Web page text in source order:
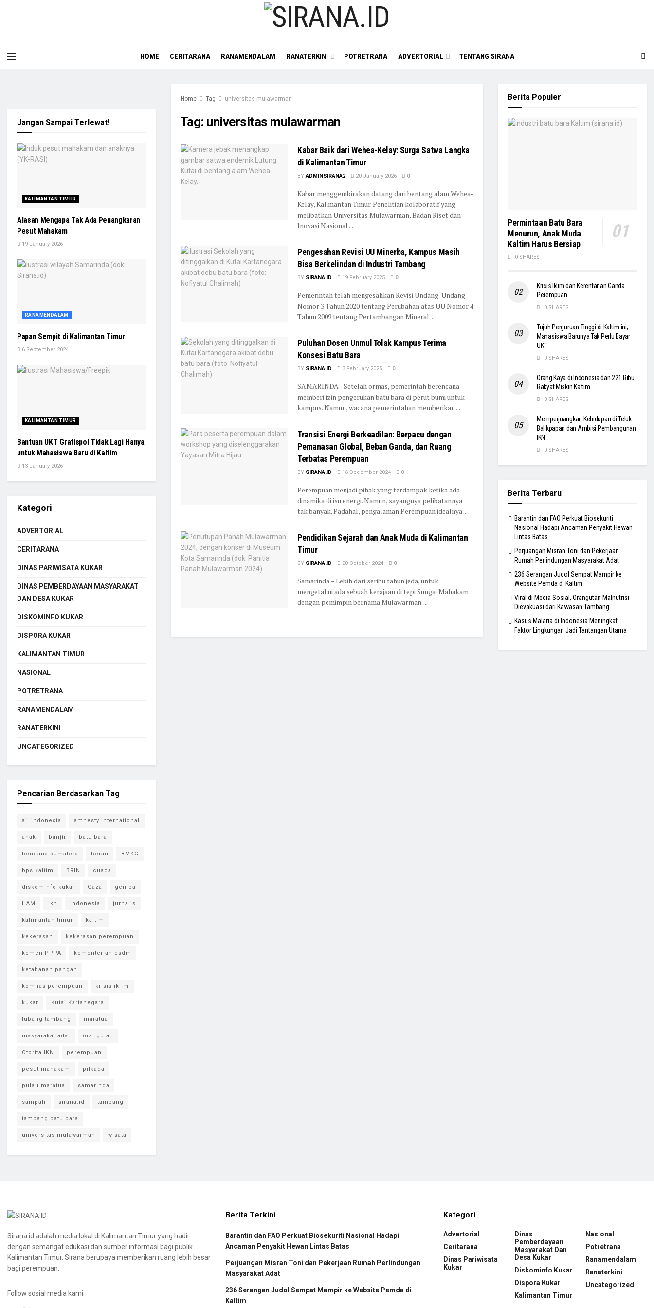
HOME CERITARANA RANAMENDALAM RANATERKINI POTRETRANA ADVERTORIAL TENTANG SIRANA
Home Tag universitas mulawarman
Tag: universitas mulawarman
Kabar Baik dari Wehea-Kelay: Surga Satwa Langka
di Kalimantan Timur
BY ADMINSIRANA2 20 January 2026 0
Kabar menggembirakan datang dari bentang alam Wehea-
Kelay, Kalimantan Timur. Penelitian kolaboratif yang
melibatkan Universitas Mulawarman, Badan Riset dan
Inovasi Nasional ...
Pengesahan Revisi UU Minerba, Kampus Masih
Bisa Berkelindan di Industri Tambang
BY SIRANA.ID 19 February 2025 0
Pemerintah telah mengesahkan Revisi Undang-Undang
Nomor 3 Tahun 2020 tentang Perubahan atas UU Nomor 4
Tahun 2009 tentang Pertambangan Mineral ...
Puluhan Dosen Unmul Tolak Kampus Terima
Konsesi Batu Bara
BY SIRANA.ID 3 February 2025 0
SAMARINDA - Setelah ormas, pemerintah berencana
memberi izin pengerukan batu bara di perut bumi untuk
kampus. Namun, wacana pemerintahan memberikan ...
Transisi Energi Berkeadilan: Berpacu dengan
Pemanasan Global, Beban Ganda, dan Ruang
Terbatas Perempuan
BY SIRANA.ID 16 December 2024 0
Perempuan menjadi pihak yang terdampak ketika ada
dinamika di isu energi. Namun, sayangnya pelibatannya
tak banyak. Padahal, pengalaman Perempuan idealnya ...
Pendidikan Sejarah dan Anak Muda di Kalimantan
Timur
BY SIRANA.ID 20 October 2024 0
Samarinda – Lebih dari seribu tahun jeda, untuk
mengetahui ada sebuah kerajaan di tepi Sungai Mahakam
dengan pemimpin bernama Mulawarman. ...
Jangan Sampai Terlewat!
KALIMANTAN TIMUR
Alasan Mengapa Tak Ada Penangkaran
Pesut Mahakam
19 January 2026
RANAMENDALAM
Papan Sempit di Kalimantan Timur
6 September 2024
KALIMANTAN TIMUR
Bantuan UKT Gratispol Tidak Lagi Hanya
untuk Mahasiswa Baru di Kaltim
13 January 2026
Kategori
ADVERTORIAL
CERITARANA
DINAS PARIWISATA KUKAR
DINAS PEMBERDAYAAN MASYARAKAT
DAN DESA KUKAR
DISKOMINFO KUKAR
DISPORA KUKAR
KALIMANTAN TIMUR
NASIONAL
POTRETRANA
RANAMENDALAM
RANATERKINI
UNCATEGORIZED
Pencarian Berdasarkan Tag
aji indonesia amnesty international
anak banjir batu bara
bencana sumatera berau BMKG
bps kaltim BRIN cuaca
diskominfo kukar Gaza gempa
HAM ikn indonesia jurnalis
kalimantan timur kaltim
kekerasan kekerasan perempuan
kemen PPPA kementerian esdm
ketahanan pangan
komnas perempuan krisis iklim
kukar Kutai Kartanegara
lubang tambang maratua
masyarakat adat orangutan
Otorita IKN perempuan
pesut mahakam pilkada
pulau maratua samarinda
sampah sirana.id tambang
tambang batu bara
universitas mulawarman wisata
Berita Populer
Permintaan Batu Bara
Menurun, Anak Muda
Kaltim Harus Bersiap
0 SHARES
Krisis Iklim dan Kerentanan Ganda
Perempuan
0 SHARES
Tujuh Perguruan Tinggi di Kaltim ini,
Mahasiswa Barunya Tak Perlu Bayar
UKT
0 SHARES
Orang Kaya di Indonesia dan 221 Ribu
Rakyat Miskin Kaltim
0 SHARES
Memperjuangkan Kehidupan di Teluk
Balikpapan dan Ambisi Pembangunan
IKN
0 SHARES
Berita Terbaru
Barantin dan FAO Perkuat Biosekuriti
Nasional Hadapi Ancaman Penyakit Hewan
Lintas Batas
Perjuangan Misran Toni dan Pekerjaan
Rumah Perlindungan Masyarakat Adat
236 Serangan Judol Sempat Mampir ke
Website Pemda di Kaltim
Viral di Media Sosial, Orangutan Malnutrisi
Dievakuasi dari Kawasan Tambang
Kasus Malaria di Indonesia Meningkat,
Faktor Lingkungan Jadi Tantangan Utama
Sirana.id adalah media lokal di Kalimantan Timur yang hadir
dengan semangat edukasi dan sumber informasi bagi publik
Kalimantan Timur. Sirana berupaya memberikan ruang lebih besar
bagi perempuan.
Follow sosial media kami:
Berita Terkini
Barantin dan FAO Perkuat Biosekuriti Nasional Hadapi
Ancaman Penyakit Hewan Lintas Batas
Perjuangan Misran Toni dan Pekerjaan Rumah Perlindungan
Masyarakat Adat
236 Serangan Judol Sempat Mampir ke Website Pemda di
Kaltim
Kategori
Advertorial
Ceritarana
Dinas Pariwisata
Kukar
Dinas
Pemberdayaan
Masyarakat Dan
Desa Kukar
Diskominfo Kukar
Dispora Kukar
Kalimantan Timur
Nasional
Potretrana
Ranamendalam
Ranaterkini
Uncategorized